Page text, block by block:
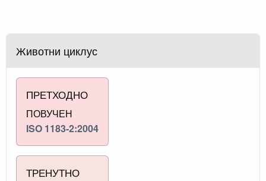
Животни циклус
ПРЕТХОДНО
ПОВУЧЕН
ISO 1183-2:2004
ТРЕНУТНО